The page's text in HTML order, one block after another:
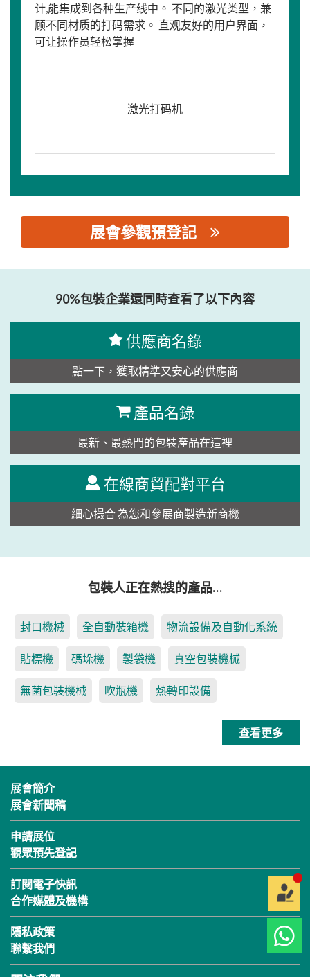
计,能集成到各种生产线中。 不同的激光类型，兼
顾不同材质的打码需求。 直观友好的用户界面，
可让操作员轻松掌握
激光打码机
展會參觀預登記
90%包裝企業還同時查看了以下內容
供應商名錄
點一下，獲取精準又安心的供應商
產品名錄
最新、最熱門的包裝產品在這裡
在線商貿配對平台
細心撮合 為您和參展商製造新商機
包裝人正在熱搜的產品…
封口機械 全自動裝箱機 物流設備及自動化系統
貼標機 碼垛機 製袋機 真空包裝機械
無菌包裝機械 吹瓶機 熱轉印設備
查看更多
展會簡介
展會新聞稿
申請展位
觀眾預先登記
訂閱電子快訊
合作媒體及機構
隱私政策
聯繫我們